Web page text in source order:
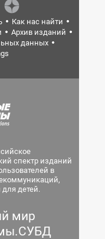
Как нас найти
Архив изданий
данных
спектр изданий
в
детей.
мир